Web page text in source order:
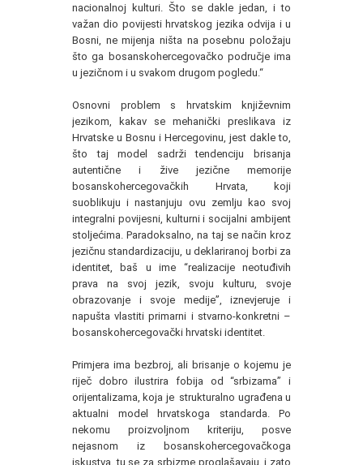
nacionalnoj kulturi. Što se dakle jedan, i to
važan dio povijesti hrvatskog jezika odvija i u
Bosni, ne mijenja ništa na posebnu položaju
što ga bosanskohercegovačko područje ima
u jezičnom i u svakom drugom pogledu.“
Osnovni problem s hrvatskim književnim
jezikom, kakav se mehanički preslikava iz
Hrvatske u Bosnu i Hercegovinu, jest dakle to,
što taj model sadrži tendenciju brisanja
autentične i žive jezične memorije
bosanskohercegovačkih Hrvata, koji
suoblikuju i nastanjuju ovu zemlju kao svoj
integralni povijesni, kulturni i socijalni ambijent
stoljećima. Paradoksalno, na taj se način kroz
jezičnu standardizaciju, u deklariranoj borbi za
identitet, baš u ime “realizacije neotuđivih
prava na svoj jezik, svoju kulturu, svoje
obrazovanje i svoje medije”, iznevjeruje i
napušta vlastiti primarni i stvarno-konkretni –
bosanskohercegovački hrvatski identitet.
Primjera ima bezbroj, ali brisanje o kojemu je
riječ dobro ilustrira fobija od “srbizama” i
orijentalizama, koja je strukturalno ugrađena u
aktualni model hrvatskoga standarda. Po
nekomu proizvoljnom kriteriju, posve
nejasnom iz bosanskohercegovačkoga
iskustva, tu se za srbizme proglašavaju, i zato